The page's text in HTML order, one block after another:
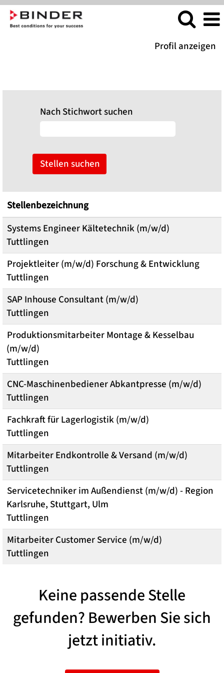
Profil anzeigen
Nach Stichwort suchen
Stellenbezeichnung
Systems Engineer Kältetechnik (m/w/d)
Tuttlingen
Projektleiter (m/w/d) Forschung & Entwicklung
Tuttlingen
SAP Inhouse Consultant (m/w/d)
Tuttlingen
Produktionsmitarbeiter Montage & Kesselbau
(m/w/d)
Tuttlingen
CNC-Maschinenbediener Abkantpresse (m/w/d)
Tuttlingen
Fachkraft für Lagerlogistik (m/w/d)
Tuttlingen
Mitarbeiter Endkontrolle & Versand (m/w/d)
Tuttlingen
Servicetechniker im Außendienst (m/w/d) - Region
Karlsruhe, Stuttgart, Ulm
Tuttlingen
Mitarbeiter Customer Service (m/w/d)
Tuttlingen
Keine passende Stelle
gefunden? Bewerben Sie sich
jetzt initiativ.